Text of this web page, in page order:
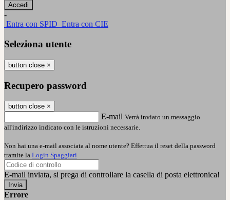
-
Entra con SPID Entra con CIE
Seleziona utente
button close ×
Recupero password
button close ×
E-mail Verrà inviato un messaggio
all'indirizzo indicato con le istruzioni necessarie.
Non hai una e-mail associata al nome utente? Effettua il reset della password
tramite la Login Spaggiari
E-mail inviata, si prega di controllare la casella di posta elettronica!
Errore